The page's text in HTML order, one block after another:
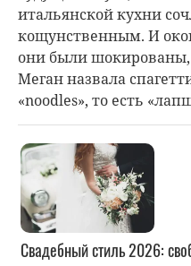
итальянской кухни
кощунственным. И
они были шокированы,
Меган назвала
«noodles», то есть